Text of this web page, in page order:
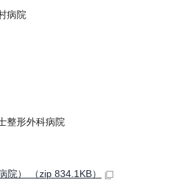
病院
整形外科病院
） （zip 834.1KB）